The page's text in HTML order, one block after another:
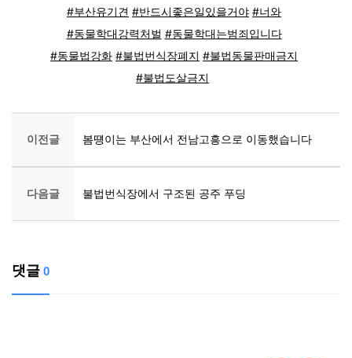
#부산유기견 #반드시좋은일있을거야 #너와
#동물학대강력처벌 #동물학대는범죄입니다
#동물법강화 #불법번식장폐지 #불법동물판매금지
#불법도살금지
이전글 봄떙이는 부산에서 전남고흥으로 이동했습니다
다음글 불법번식장에서 구조된 공주 푸딩
댓글 0